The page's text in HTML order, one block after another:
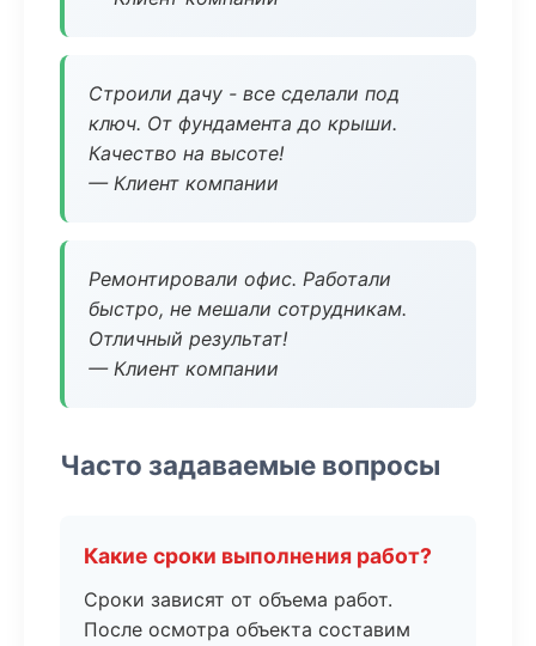
Строили дачу - все сделали под
ключ. От фундамента до крыши.
Качество на высоте!
— Клиент компании
Ремонтировали офис. Работали
быстро, не мешали сотрудникам.
Отличный результат!
— Клиент компании
Часто задаваемые вопросы
Какие сроки выполнения работ?
Сроки зависят от объема работ.
После осмотра объекта составим